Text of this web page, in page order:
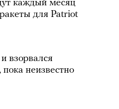
каждый месяц
для Patriot
взорвался
неизвестно